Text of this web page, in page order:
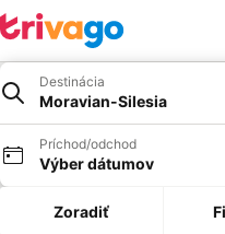
Destinácia
Moravian-Silesia
Príchod/odchod
Výber dátumov
Zoradiť